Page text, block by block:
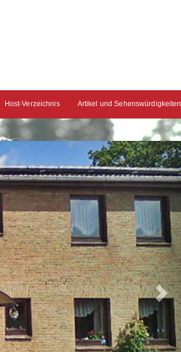
Host-Verzeichnis Artikel und Sehenswürdigkeiten